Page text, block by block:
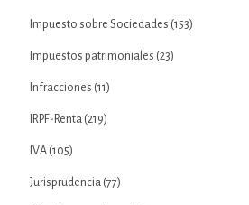
Impuesto sobre Sociedades (153)
Impuestos patrimoniales (23)
Infracciones (11)
IRPF-Renta (219)
IVA (105)
Jurisprudencia (77)